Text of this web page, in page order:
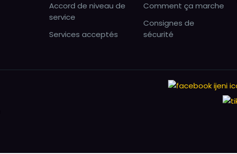
Accord de niveau de
service
Services acceptés
Comment ça marche
Consignes de
sécurité